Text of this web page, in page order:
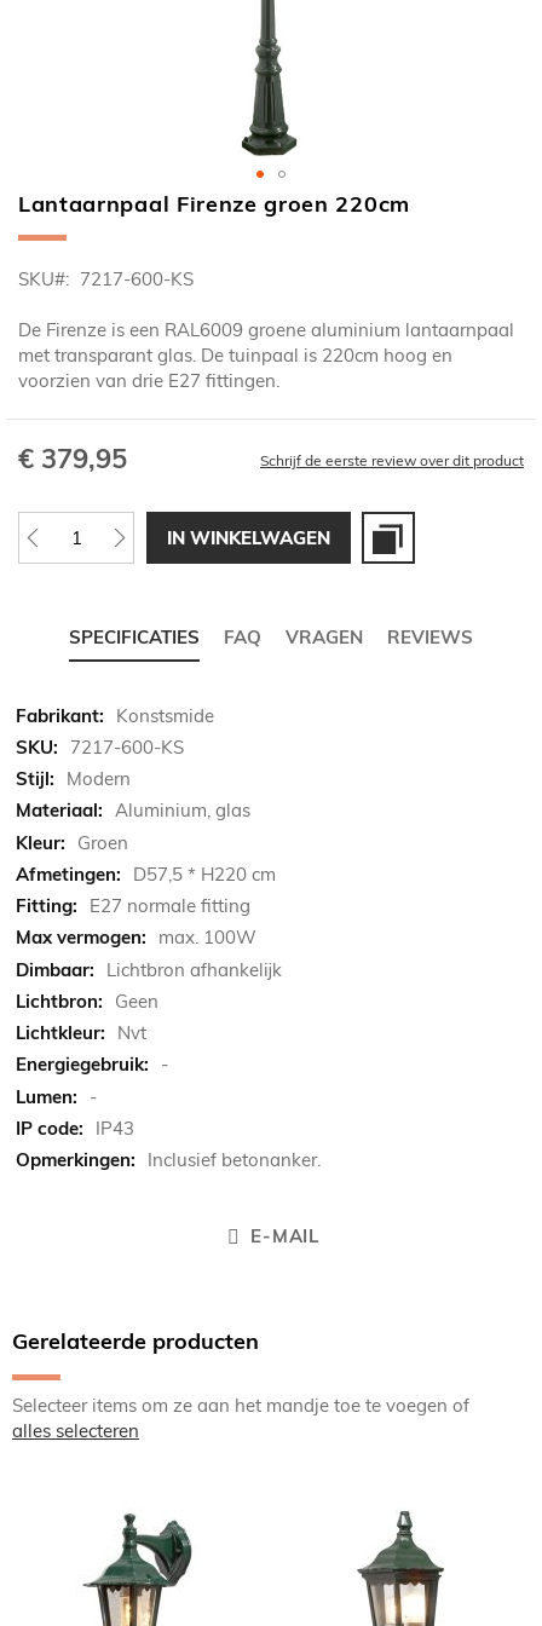
Ga
naar
begin
de
afbeeldingen-
gallerij
Lantaarnpaal Firenze groen 220cm
SKU 7217-600-KS
De Firenze is een RAL6009 groene aluminium lantaarnpaal
met transparant glas. De tuinpaal is 220cm hoog en
voorzien van drie E27 fittingen.
€ 379,95 Schrijf de eerste review over dit product
IN WINKELWAGEN
SPECIFICATIES FAQ VRAGEN REVIEWS
Meer
informatie
Konstsmide
7217-600-KS
Modern
Aluminium, glas
Groen
D57,5 * H220 cm
E27 normale fitting
max. 100W
Lichtbron afhankelijk
Geen
Nvt
-
-
IP43
Inclusief betonanker.
E-MAIL
Gerelateerde producten
Selecteer items om ze aan het mandje toe te voegen of
alles selecteren